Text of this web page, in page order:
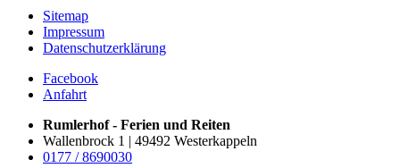
Sitemap
Impressum
Datenschutzerklärung
Facebook
Anfahrt
Rumlerhof - Ferien und Reiten
Wallenbrock 1 | 49492 Westerkappeln
0177 / 8690030